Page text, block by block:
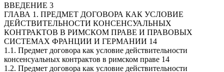
ВВЕДЕНИЕ 3
ГЛАВА 1. ПРЕДМЕТ ДОГОВОРА КАК УСЛОВИЕ
ДЕЙСТВИТЕЛЬНОСТИ КОНСЕНСУАЛЬНЫХ
КОНТРАКТОВ В РИМСКОМ ПРАВЕ И ПРАВОВЫХ
СИСТЕМАХ ФРАНЦИИ И ГЕРМАНИИ 14
1.1. Предмет договора как условие действительности
консенсуальных контрактов в римском праве 14
1.2. Предмет договора как условие действительности